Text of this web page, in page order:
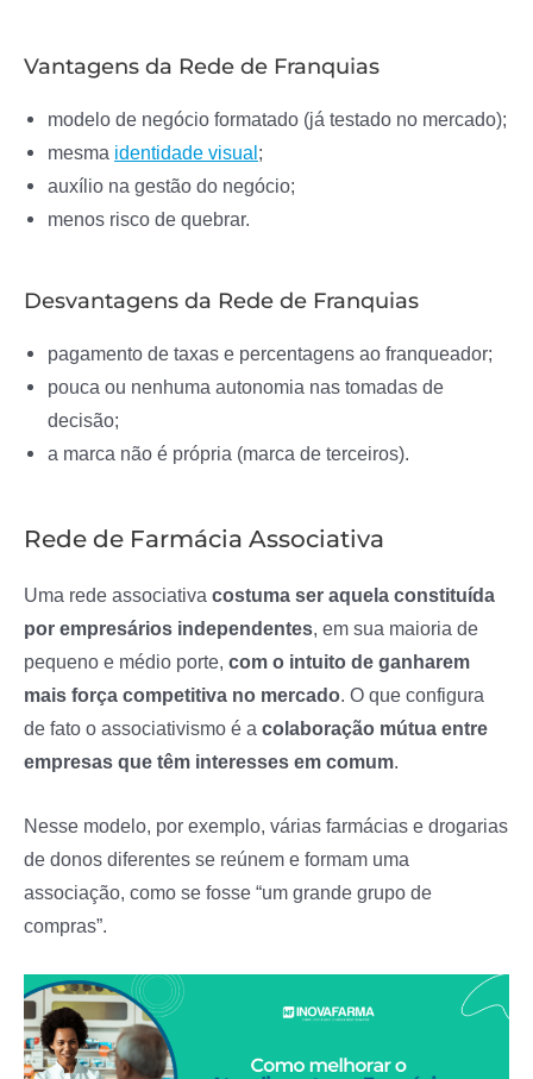
Vantagens da Rede de Franquias
modelo de negócio formatado (já testado no mercado);
mesma identidade visual;
auxílio na gestão do negócio;
menos risco de quebrar.
Desvantagens da Rede de Franquias
pagamento de taxas e percentagens ao franqueador;
pouca ou nenhuma autonomia nas tomadas de
decisão;
a marca não é própria (marca de terceiros).
Rede de Farmácia Associativa
Uma rede associativa costuma ser aquela constituída
por empresários independentes, em sua maioria de
pequeno e médio porte, com o intuito de ganharem
mais força competitiva no mercado. O que configura
de fato o associativismo é a colaboração mútua entre
empresas que têm interesses em comum.
Nesse modelo, por exemplo, várias farmácias e drogarias
de donos diferentes se reúnem e formam uma
associação, como se fosse “um grande grupo de
compras”.